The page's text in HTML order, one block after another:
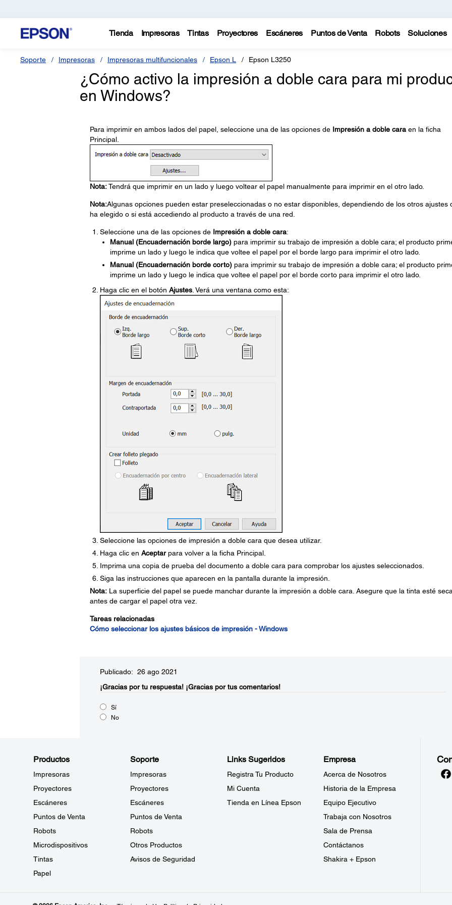
Tienda Impresoras Tintas Proyectores Escáneres Puntos de Venta Robots Soluciones
Soporte Impresoras Impresoras multifuncionales Epson L Epson L3250
¿Cómo activo la impresión a doble cara para mi
en Windows?
Para imprimir en ambos lados del papel, seleccione una de las opciones de Impresión a doble caraen la ficha
Principal.
Nota:Tendrá que imprimir en un lado y luego voltear el papel manualmente para imprimir en el otro lado.
Nota:Algunas opciones pueden estar preseleccionadas o no estar disponibles, dependiendo de los otros ajustes
ha elegido o si está accediendo al producto a través de una red.
Seleccione una de las opciones de Impresión a doble cara:
Manual (Encuadernación borde largo)para imprimir su trabajo de impresión a doble cara; el producto
imprime un lado y luego le indica que voltee el papel por el borde largo para imprimir el otro lado.
Manual (Encuadernación borde corto)para imprimir su trabajo de impresión a doble cara; el producto
imprime un lado y luego le indica que voltee el papel por el borde corto para imprimir el otro lado.
Haga clic en el botón Ajustes. Verá una ventana como esta:
Seleccione las opciones de impresión a doble cara que desea utilizar.
Haga clic en Aceptarpara volver a la ficha Principal.
Imprima una copia de prueba del documento a doble cara para comprobar los ajustes seleccionados.
Siga las instrucciones que aparecen en la pantalla durante la impresión.
Nota:La superficie del papel se puede manchar durante la impresión a doble cara. Asegure que la tinta esté seca
antes de cargar el papel otra vez.
Tareas relacionadas
Cómo seleccionar los ajustes básicos de impresión - Windows
Publicado: 26 ago 2021
¡Gracias por tu respuesta! ¡Gracias por tus comentarios!
Sí
No
Productos
Impresoras
Proyectores
Escáneres
Puntos de Venta
Robots
Microdispositivos
Tintas
Papel
Soporte
Impresoras
Proyectores
Escáneres
Puntos de Venta
Robots
Otros Productos
Avisos de Seguridad
Links Sugeridos
Registra Tu Producto
Mi Cuenta
Tienda en Línea Epson
Empresa
Acerca de Nosotros
Historia de la Empresa
Equipo Ejecutivo
Trabaja con Nosotros
Sala de Prensa
Contáctanos
Shakira + Epson